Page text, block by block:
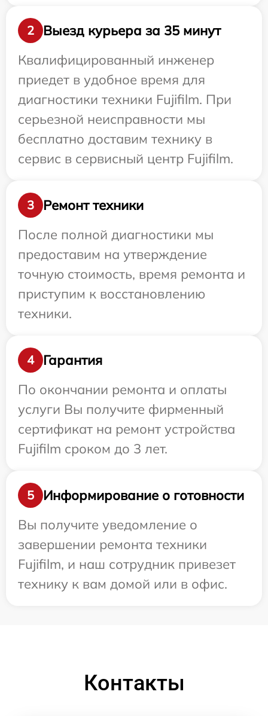
2
Выезд курьера за 35 минут
Квалифицированный инженер
приедет в удобное время для
диагностики техники Fujifilm. При
серьезной неисправности мы
бесплатно доставим технику в
сервис в сервисный центр Fujifilm.
3
Ремонт техники
После полной диагностики мы
предоставим на утверждение
точную стоимость, время ремонта и
приступим к восстановлению
техники.
4
Гарантия
По окончании ремонта и оплаты
услуги Вы получите фирменный
сертификат на ремонт устройства
Fujifilm сроком до 3 лет.
5
Информирование о готовности
Вы получите уведомление о
завершении ремонта техники
Fujifilm, и наш сотрудник привезет
технику к вам домой или в офис.
Контакты